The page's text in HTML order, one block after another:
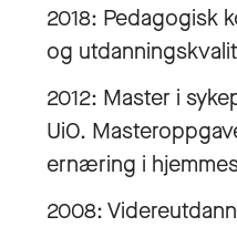
2018: Pedagogisk
og
2012: Master i
UiO.
ernæring i
2008: